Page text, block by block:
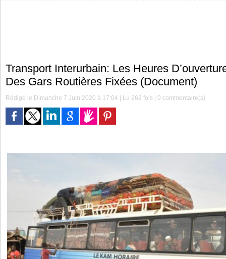
Transport Interurbain: Les Heures
Des Gars Routières Fixées (Document)
Rédigé le Dimanche 7 Juin 2020 à 17:04 | Lu 262 fois |0 commentaire(s)